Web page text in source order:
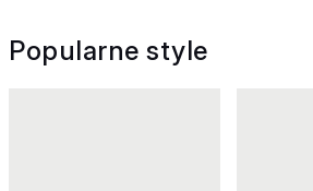
Popularne style